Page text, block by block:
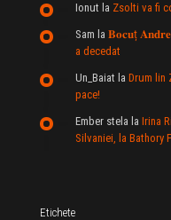
Ionut la Zsolti va fi
Sam la 𝐁𝐨𝐜𝐮ț
a decedat
Un_Baiat la Drum lin
pace!
Ember stela la Irina
Silvaniei, la Bathory
Etichete